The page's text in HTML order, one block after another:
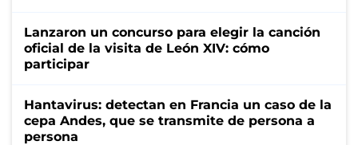
Lanzaron un concurso para elegir la canción
oficial de la visita de León XIV: cómo
participar
Hantavirus: detectan en Francia un caso de la
cepa Andes, que se transmite de persona a
persona